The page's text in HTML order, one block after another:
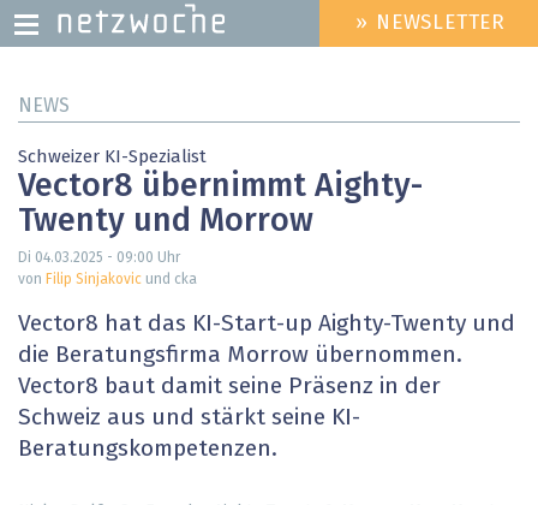
zum
HEADER
MENU
» NEWSLETTER
NEWS
Schweizer KI-Spezialist
Vector8 übernimmt Aighty-
Twenty und Morrow
Di 04.03.2025 - 09:00 Uhr
von Filip Sinjakovic und cka
Vector8 hat das KI-Start-up Aighty-Twenty und
die Beratungsfirma Morrow übernommen.
Vector8 baut damit seine Präsenz in der
Schweiz aus und stärkt seine KI-
Beratungskompetenzen.